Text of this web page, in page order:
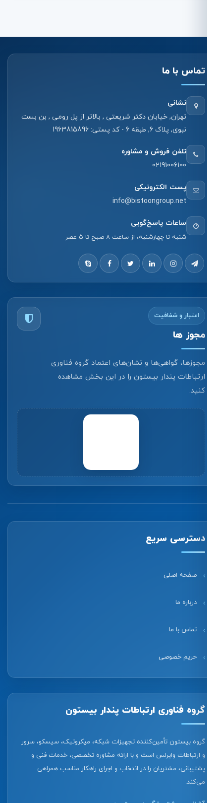
تماس با ما
نشانی
تهران, خیابان دکتر شریعتی , بالاتر از پل رومی , بن بست
نبوی, پلاک 6, طبقه 6 - کد پستی: 1963815896
تلفن فروش و مشاوره
02191006100
پست الکترونیکی
info@bistoongroup.net
ساعات پاسخ‌گویی
شنبه تا چهارشنبه، از ساعت 8 صبح تا 5 عصر
اعتبار و شفافیت
مجوز ها
مجوزها، گواهی‌ها و نشان‌های اعتماد گروه فناوری
ارتباطات پندار بیستون را در این بخش مشاهده
کنید.
دسترسی سریع
صفحه اصلی
درباره ما
تماس با ما
حریم خصوصی
گروه فناوری ارتباطات پندار بیستون
گروه بیستون تأمین‌کننده تجهیزات شبکه، میکروتیک، سیسکو، سرور
و ارتباطات وایرلس است و با ارائه مشاوره تخصصی، خدمات فنی و
پشتیبانی، مشتریان را در انتخاب و اجرای راهکار مناسب همراهی
می‌کند.